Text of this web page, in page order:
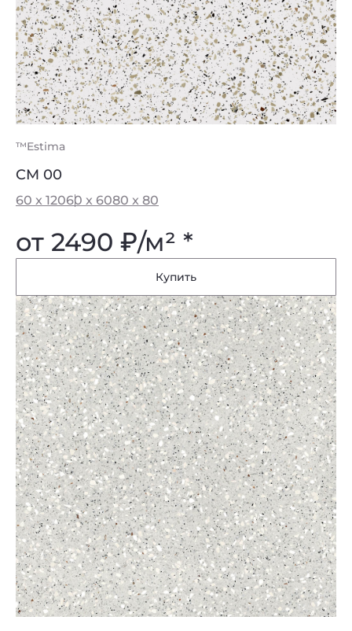
™Estima
CM 00
60 x 12060 x 6080 x 80
от 2490 ₽/м² *
Купить